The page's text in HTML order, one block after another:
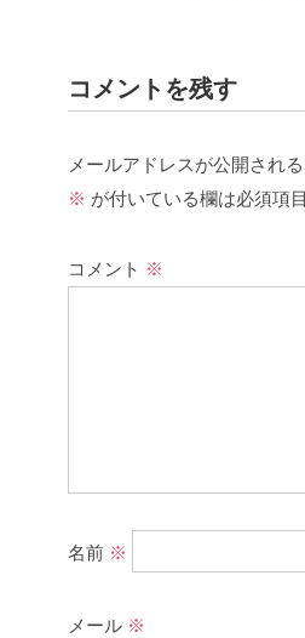
コメントを残す
メールアドレスが公開され
※ が付いている欄は必須項
コメント ※
名前 ※
メール ※